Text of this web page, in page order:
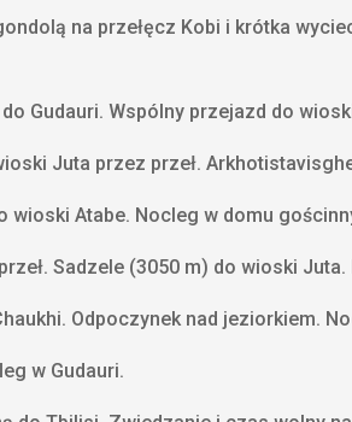
na przełęcz Kobi i krótka
Gudauri. Wspólny przejazd do
Juta przez przeł.
wioski Atabe. Nocleg w domu
Sadzele (3050 m) do wioski
Odpoczynek nad jeziorkiem.
w Gudauri.